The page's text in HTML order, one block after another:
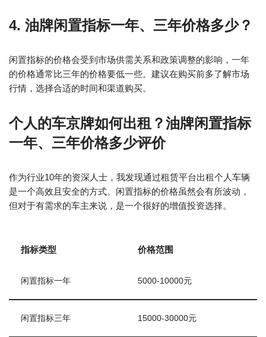
4. 油牌闲置指标一年、三年价格多少？
闲置指标的价格会受到市场供需关系和政策调整的影响，一年
的价格通常比三年的价格要低一些。建议在购买前多了解市场
行情，选择合适的时间和渠道购买。
个人的车京牌如何出租？油牌闲置指标
一年、三年价格多少评价
作为行业10年的资深人士，我发现通过租赁平台出租个人车辆
是一个高效且安全的方式。闲置指标的价格虽然会有所波动，
但对于有需求的车主来说，是一个很好的增值投资选择。
指标类型 价格范围
闲置指标一年 5000-10000元
闲置指标三年 15000-30000元